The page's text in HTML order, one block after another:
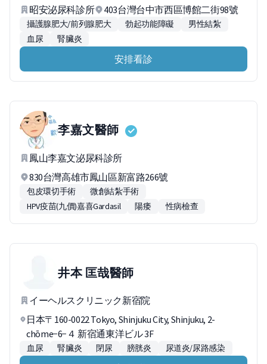
昭安泌尿科診所 403台灣台中市西區博館二街98號
攝護腺肥大/前列腺肥大 勃起功能障礙
男性結紮
血尿
腎臟炎
安排看診
李嘉文醫師
鳳山李嘉文泌尿科診所
830台灣高雄市鳳山區新富路266號
包皮環切手術
微創結紮手術
HPV疫苗(九價)嘉喜Gardasil
陽痿 性病檢查
井本 匡哉醫師
イーヘルスクリニック新宿院
日本〒160-0022 Tokyo, Shinjuku City, Shinjuku, 2-
chōme−6−４ 新宿通東洋ビル 3F
血尿 腎臟炎 閉尿 膀胱炎 尿道炎/尿路感染